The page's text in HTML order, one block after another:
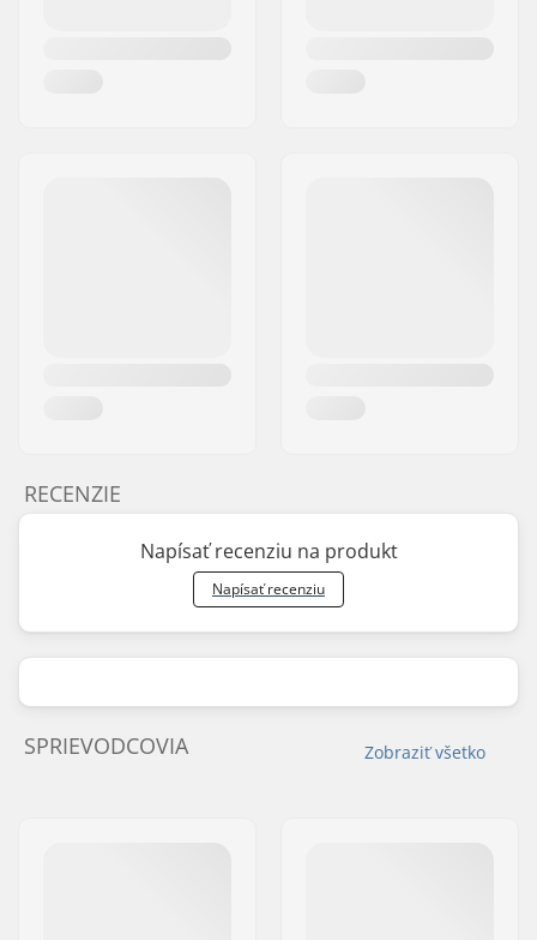
RECENZIE
Napísať recenziu na produkt
Napísať recenziu
Zobraziť všetko
SPRIEVODCOVIA